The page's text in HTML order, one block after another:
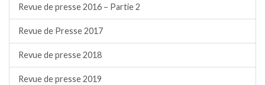
Revue de presse 2016 – Partie 2
Revue de Presse 2017
Revue de presse 2018
Revue de presse 2019